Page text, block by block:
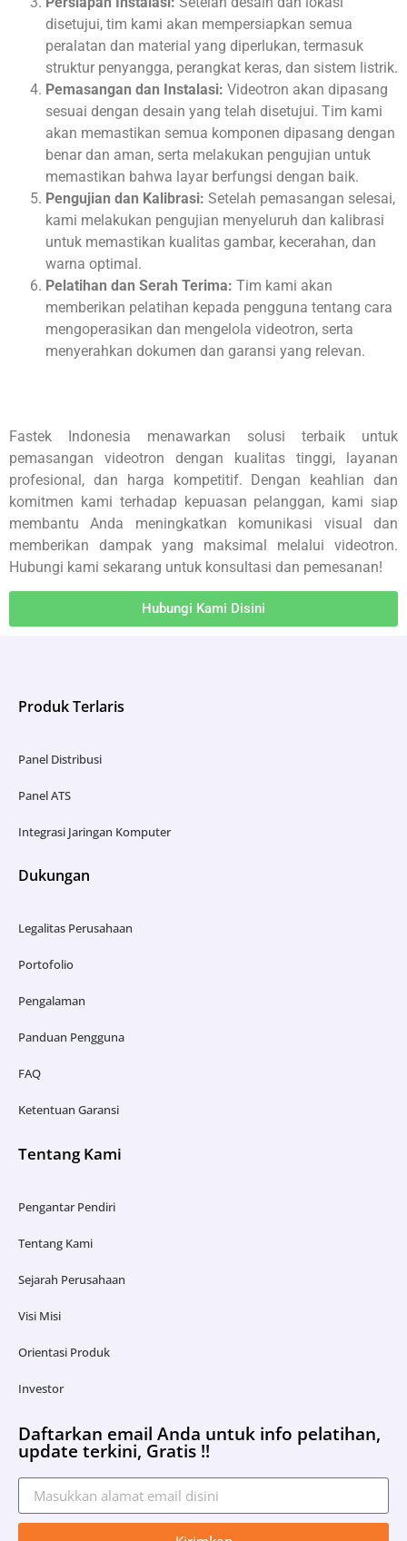
disetujui, tim kami akan mempersiapkan semua
peralatan dan material yang diperlukan, termasuk
struktur penyangga, perangkat keras, dan sistem listrik.
Pemasangan dan Instalasi: Videotron akan dipasang
sesuai dengan desain yang telah disetujui. Tim kami
akan memastikan semua komponen dipasang dengan
benar dan aman, serta melakukan pengujian untuk
memastikan bahwa layar berfungsi dengan baik.
Pengujian dan Kalibrasi: Setelah pemasangan selesai,
kami melakukan pengujian menyeluruh dan kalibrasi
untuk memastikan kualitas gambar, kecerahan, dan
warna optimal.
Pelatihan dan Serah Terima: Tim kami akan
memberikan pelatihan kepada pengguna tentang cara
mengoperasikan dan mengelola videotron, serta
menyerahkan dokumen dan garansi yang relevan.
Fastek Indonesia menawarkan solusi terbaik untuk
pemasangan videotron dengan kualitas tinggi, layanan
profesional, dan harga kompetitif. Dengan keahlian dan
komitmen kami terhadap kepuasan pelanggan, kami siap
membantu Anda meningkatkan komunikasi visual dan
memberikan dampak yang maksimal melalui videotron.
Hubungi kami sekarang untuk konsultasi dan pemesanan!
Hubungi Kami Disini
Produk Terlaris
Panel Distribusi
Panel ATS
Integrasi Jaringan Komputer
Dukungan
Legalitas Perusahaan
Portofolio
Pengalaman
Panduan Pengguna
FAQ
Ketentuan Garansi
Tentang Kami
Pengantar Pendiri
Tentang Kami
Sejarah Perusahaan
Visi Misi
Orientasi Produk
Investor
Daftarkan email Anda untuk info pelatihan,
update terkini, Gratis !!